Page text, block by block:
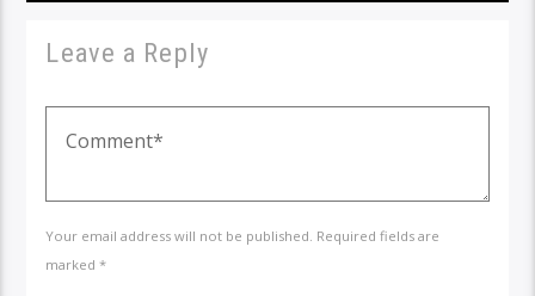
Leave a Reply
Your email address will not be published. Required fields are
marked *